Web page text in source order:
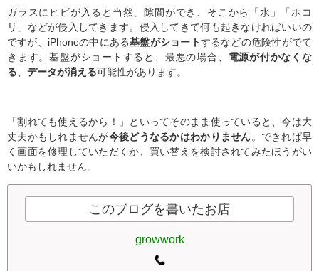
ガラスにヒビが入ると当然、隙間ができ、そこから「水」「ホコ
リ」などが侵入してきます。侵入してきて何も起きなければいいの
ですが、iPhoneの中にある基盤がショートするなどの危険性がでて
きます。基盤がショートすると、最悪の場合、
電源が付かなくな
る
データが消える可能性があります。
「割れても使えるから！」といってそのまま使っていると、今は大
丈夫かもしれませんが今後どうなるかはわかりません
。できれば早
く画面を修理していただくか、買い替えを検討されてみたほうがい
いかもしれません。
このブログを書いたお店
growwork